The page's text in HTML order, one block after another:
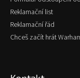
Reklamační list
Reklamační řád
Chceš začít hrát